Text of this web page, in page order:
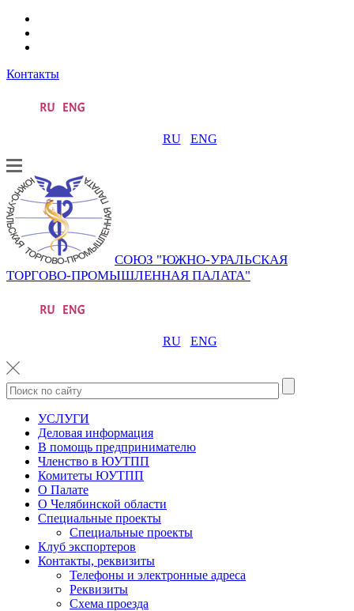
Контакты
RU ENG
СОЮЗ "ЮЖНО-УРАЛЬСКАЯ
ТОРГОВО-ПРОМЫШЛЕННАЯ ПАЛАТА"
RU ENG
УСЛУГИ
Деловая информация
В помощь предпринимателю
Членство в ЮУТПП
Комитеты ЮУТПП
О Палате
О Челябинской области
Специальные проекты
Специальные проекты
Клуб экспортеров
Контакты, реквизиты
Телефоны и электронные адреса
Реквизиты
Схема проезда